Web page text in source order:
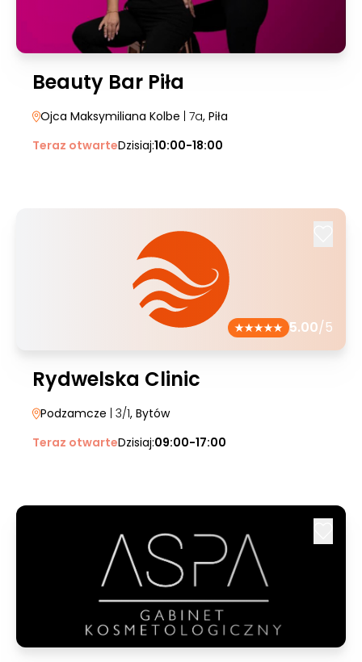
Beauty Bar Piła
Ojca Maksymiliana Kolbe | 7a, Piła
Teraz otwarteDzisiaj:10:00-18:00
5.00/5
Rydwelska Clinic
Podzamcze | 3/1, Bytów
Teraz otwarteDzisiaj:09:00-17:00